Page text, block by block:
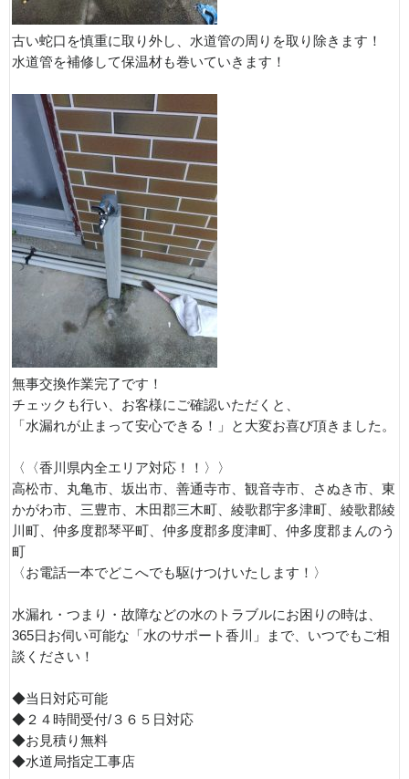
古い蛇口を慎重に取り外し、水道管の周りを取り除きます！
水道管を補修して保温材も巻いていきます！
無事交換作業完了です！
チェックも行い、お客様にご確認いただくと、
「水漏れが止まって安心できる！」と大変お喜び頂きました。
〈〈香川県内全エリア対応！！〉〉
高松市、丸亀市、坂出市、善通寺市、観音寺市、さぬき市、東
かがわ市、三豊市、木田郡三木町、綾歌郡宇多津町、綾歌郡綾
川町、仲多度郡琴平町、仲多度郡多度津町、仲多度郡まんのう
町
〈お電話一本でどこへでも駆けつけいたします！〉
水漏れ・つまり・故障などの水のトラブルにお困りの時は、
365日お伺い可能な「水のサポート香川」まで、いつでもご相
談ください！
◆当日対応可能
◆２４時間受付/３６５日対応
◆お見積り無料
◆水道局指定工事店